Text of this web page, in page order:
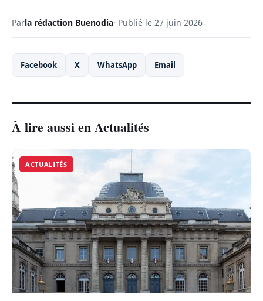
Parla rédaction Buenodia· Publié le 27 juin 2026
Facebook X WhatsApp Email
À lire aussi en Actualités
ACTUALITÉS